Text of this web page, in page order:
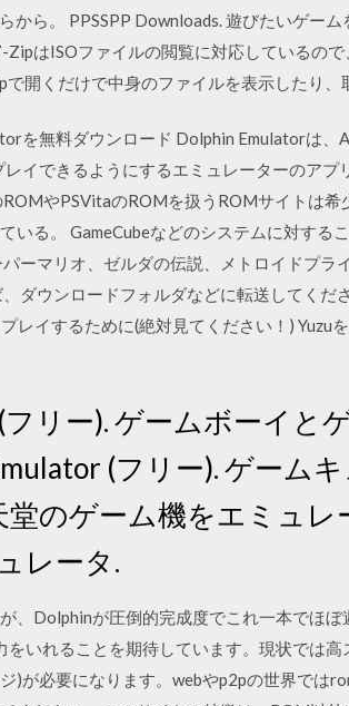
から。 PPSSPP Downloads. 遊びたいゲー
はISOファイルの閲覧に対応しているの
開くだけで中身のファイルを表示したり、
を無料ダウンロード Dolphin Emulatorは
イできるようにするエミュレーターのア
やPSVitaのROMを扱うROMサイトは
いる。 GameCubeなどのシステムに対する
ーマリオ、ゼルダの伝説、メトロイドプラ
ダウンロードフォルダなどに転送してく
レイするために(絶対見てください！) Yuzu
リー). ゲームボーイと
(フリー). ゲーム
堂のゲーム機をエミュレ
レータ.
、Dolphinが圧倒的完成度でこれ一本でほ
いれることを期待しています。現状では
)が必要になります。webやp2pの世界では